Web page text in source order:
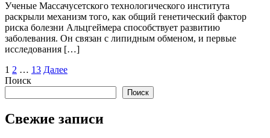
Ученые Массачусетского технологического института
раскрыли механизм того, как общий генетический фактор
риска болезни Альцгеймера способствует развитию
заболевания. Он связан с липидным обменом, и первые
исследования […]
Пагинация
записей
1 2 … 13 Далее
Поиск
Поиск
Свежие записи